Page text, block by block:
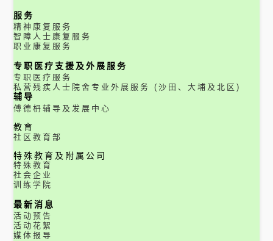
服务
精神康复服务
智障人士康复服务
职业康复服务
专职医疗支援及外展服务
专职医疗服务
私营残疾人士院舍专业外展服务 (沙田、大埔及北区)
辅导
傅德枬辅导及发展中心
教育
社区教育部
特殊教育及附属公司
特殊教育
社会企业
训练学院
最新消息
活动预告
活动花絮
媒体报导